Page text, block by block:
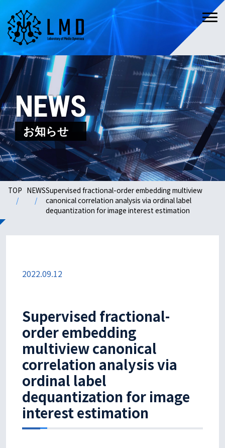
NEWS
お知らせ
TOP NEWSSupervised fractional-order embedding multiview
canonical correlation analysis via ordinal label
dequantization for image interest estimation
2022.09.12
Supervised fractional-
order embedding
multiview canonical
correlation analysis via
ordinal label
dequantization for image
interest estimation